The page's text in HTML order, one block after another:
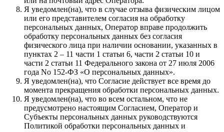
Я уведомлен(на), что в случае отзыва физическим лицом
или его представителем согласия на обработку
персональных данных, Оператор вправе продолжить
обработку персональных данных без согласия
физического лица при наличии основании, указанных в
пунктах 2 – 11 части 1 статьи 6, части 2 статьи 10 и
части 2 статьи 11 Федерального закона от 27 июля 2006
года No 152-ФЗ «О персональных данных».
Я уведомлен(на), что Согласие действует все время до
момента прекращения обработки персональных данных.
Я уведомлен(на), что во всем остальном, что не
предусмотрено настоящим Согласием, Оператор и
Субъекты персональных данных руководствуются
Политикой обработки персональных данных и